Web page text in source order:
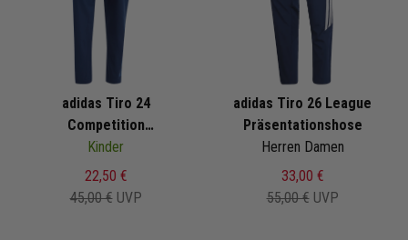
adidas Tiro 24
Competition
Präsentationshose
Kinder
22,50 €
45,00 € UVP
adidas Tiro 26 League
Präsentationshose
Herren Damen
33,00 €
55,00 € UVP